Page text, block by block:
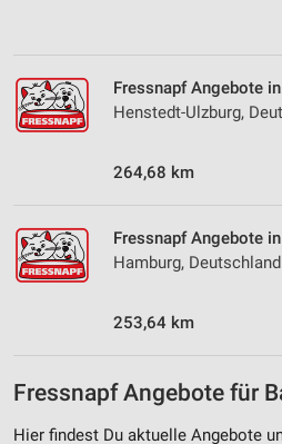
Fressnapf Angebote
Henstedt-Ulzburg,
264,68 km
Fressnapf Angebote
Hamburg, Deutschland
253,64 km
Fressnapf Angebote für
Hier findest Du aktuelle Angebote
Verwendung von Profilen zur
personalisierter Inhalte
Analyse von Zielgruppen durch
Kombinationen von Daten aus
Quellen
Entwicklung und Verbesserung der
Inhalten
IAB-Besonderheiten: